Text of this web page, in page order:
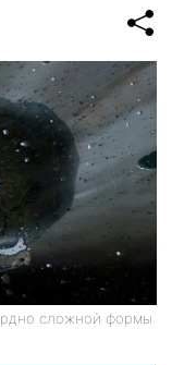
сложной формы